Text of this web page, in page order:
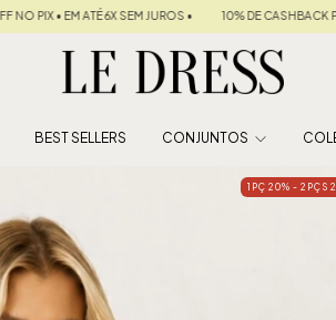
10% DE CASHBACK PARA SUA PRÓXIMA COMPRA
BEST SELLERS CONJUNTOS
1PÇ 20% - 2PÇS